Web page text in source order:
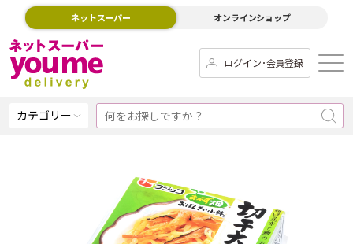
ネットスーパー オンラインショップ
ログイン･会員登録
カテゴリー